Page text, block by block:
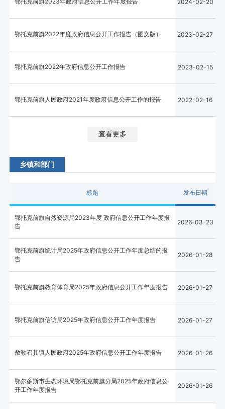
2024-02-20
鄂托克前旗2022年度政府信息公开工作报告（图文版） 2023-02-27
鄂托克前旗2022年政府信息公开工作报告 2023-02-15
鄂托克前旗人民政府2021年度政府信息公开工作的报告 2022-02-16
查看更多
乡镇和部门
标题 发布日期
鄂托克前旗自然资源局2023年度 政府信息公开工作年度报
告
2026-03-23
鄂托克前旗统计局2025年政府信息公开工作年度总结的报
告
2026-01-28
鄂托克前旗教育体育局2025年政府信息公开工作年度报告 2026-01-27
鄂托克前旗信访局2025年政府信息公开工作年度报告 2026-01-27
敖勒召其镇人民政府2025年政府信息公开工作年度报告 2026-01-26
鄂尔多斯市生态环境局鄂托克前旗分局2025年政府信息公
开工作年度报告
2026-01-26